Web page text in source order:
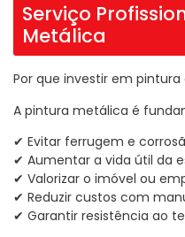
Serviço
Metálica
Por que investir em
A pintura metálica é
✔ Evitar ferrugem e
✔ Aumentar a vida útil da
✔ Valorizar o imóvel ou
✔ Reduzir custos com
✔ Garantir resistência ao